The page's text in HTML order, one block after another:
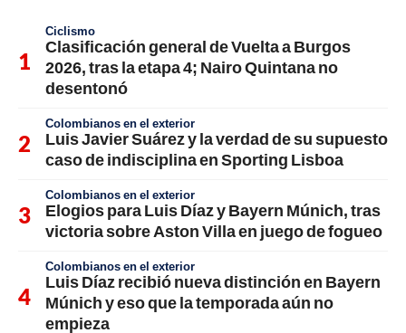
Ciclismo
Clasificación general de Vuelta a Burgos
2026, tras la etapa 4; Nairo Quintana no
desentonó
Colombianos en el exterior
Luis Javier Suárez y la verdad de su supuesto
caso de indisciplina en Sporting Lisboa
Colombianos en el exterior
Elogios para Luis Díaz y Bayern Múnich, tras
victoria sobre Aston Villa en juego de fogueo
Colombianos en el exterior
Luis Díaz recibió nueva distinción en Bayern
Múnich y eso que la temporada aún no
empieza